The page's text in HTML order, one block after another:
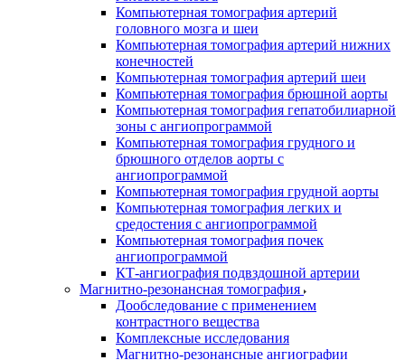
Компьютерная томография артерий
головного мозга и шеи
Компьютерная томография артерий нижних
конечностей
Компьютерная томография артерий шеи
Компьютерная томография брюшной аорты
Компьютерная томография гепатобилиарной
зоны с ангиопрограммой
Компьютерная томография грудного и
брюшного отделов аорты с
ангиопрограммой
Компьютерная томография грудной аорты
Компьютерная томография легких и
средостения с ангиопрограммой
Компьютерная томография почек
ангиопрограммой
КТ-ангиография подвздошной артерии
Магнитно-резонансная томография
Дообследование с применением
контрастного вещества
Комплексные исследования
Магнитно-резонансные ангиографии